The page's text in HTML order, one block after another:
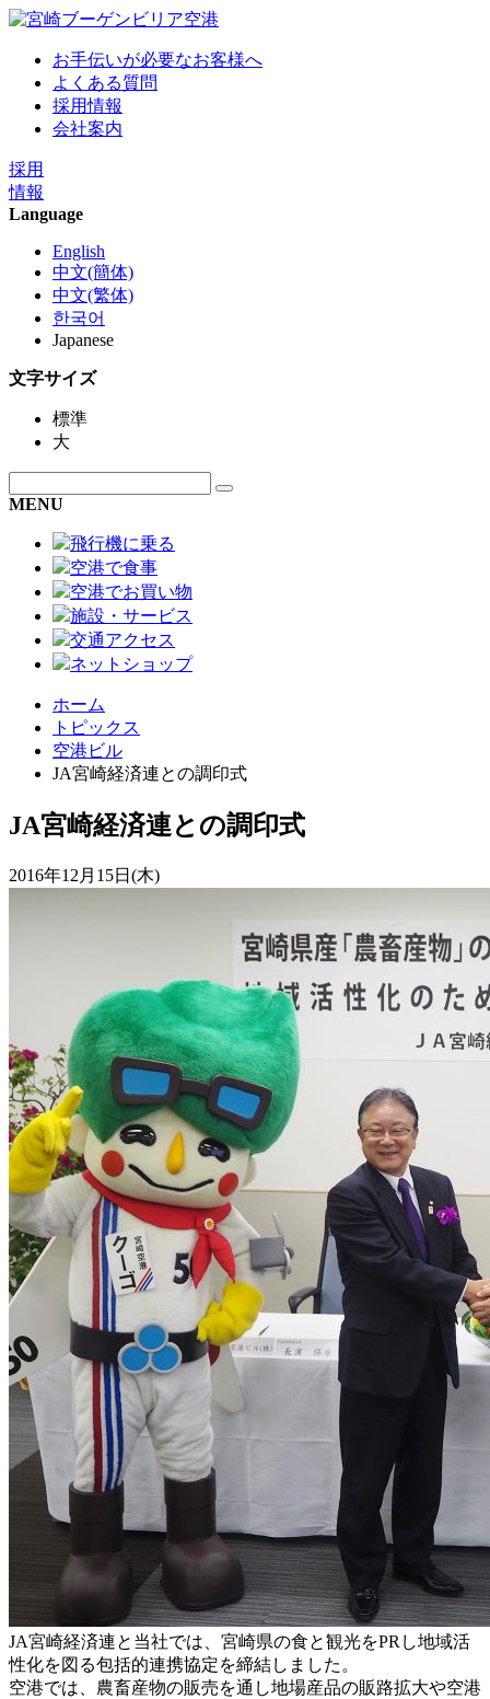
お手伝いが必要なお客様へ
よくある質問
採用情報
会社案内
採用
情報
Language
English
中文(簡体)
中文(繁体)
한국어
Japanese
文字サイズ
標準
大
MENU
飛行機に乗る
空港で食事
空港でお買い物
施設・サービス
交通アクセス
ネットショップ
ホーム
トピックス
空港ビル
JA宮崎経済連との調印式
JA宮崎経済連との調印式
2016年12月15日(木)
JA宮崎経済連と当社では、宮崎県の食と観光をPRし地域活
性化を図る包括的連携協定を締結しました。
空港では、農畜産物の販売を通し地場産品の販路拡大や空港